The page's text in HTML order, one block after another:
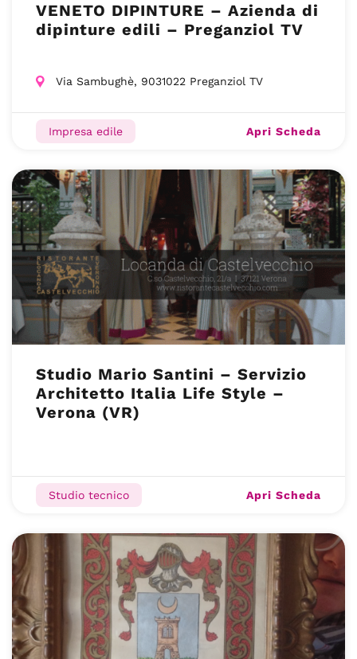
VENETO DIPINTURE – Azienda di
dipinture edili – Preganziol TV
Via Sambughè, 9031022 Preganziol TV
Impresa edile Apri Scheda
Studio Mario Santini – Servizio
Architetto Italia Life Style –
Verona (VR)
Studio tecnico Apri Scheda